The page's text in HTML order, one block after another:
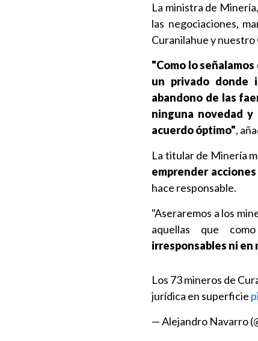
La ministra de Minería,
las negociaciones,
Curanilahue y nuestro
"Como lo
un privado donde
abandono de las
ninguna novedad
acuerdo óptimo",
La titular de Minería
emprender
hace responsable.
"Aseraremos a los
aquellas que
irresponsables ni
Los 73 mineros de
jurídica en superficie
— Alejandro Navarro